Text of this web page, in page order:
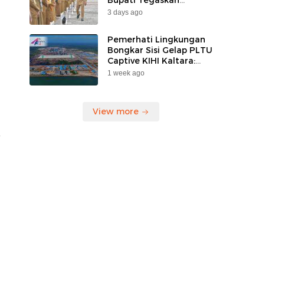
Bulungan Belum
3 days ago
Pemerhati Lingkungan
Bongkar Sisi Gelap PLTU
Captive KIHI Kaltara:
“Industri Hijau Hanya
1 week ago
View more